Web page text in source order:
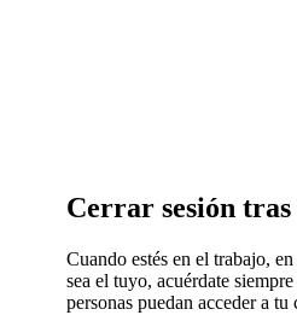
Cerrar sesión
Cuando estés en el trabajo,
sea el tuyo, acuérdate
personas puedan acceder a tu